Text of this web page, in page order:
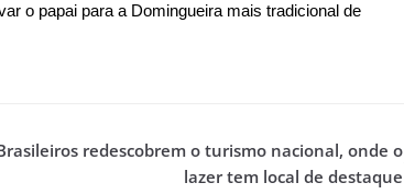
o papai para a Domingueira mais tradicional de
redescobrem o turismo nacional, onde o
lazer tem local de destaque